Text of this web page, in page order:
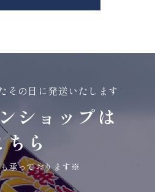
その日に発送いたします
ショップは
ちら
承っております※